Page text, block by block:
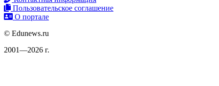
Пользовательское соглашение
О портале
© Edunews.ru
2001—2026 г.